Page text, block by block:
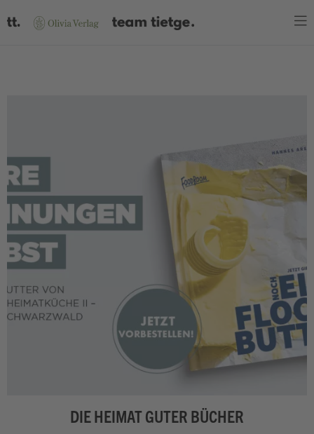
DIE HEIMAT GUTER BÜCHER